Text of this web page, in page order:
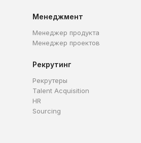
Менеджмент
Менеджер продукта
Менеджер проектов
Рекрутинг
Рекрутеры
Talent Acquisition
HR
Sourcing